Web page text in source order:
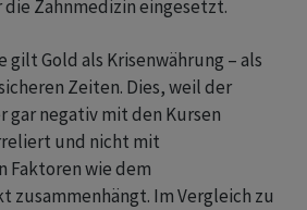
Zahnmedizin eingesetzt.
gilt Gold als Krisenwährung – als
Zeiten. Dies, weil der
gar negativ mit den Kursen
und nicht mit
Faktoren wie dem
Im Vergleich zu